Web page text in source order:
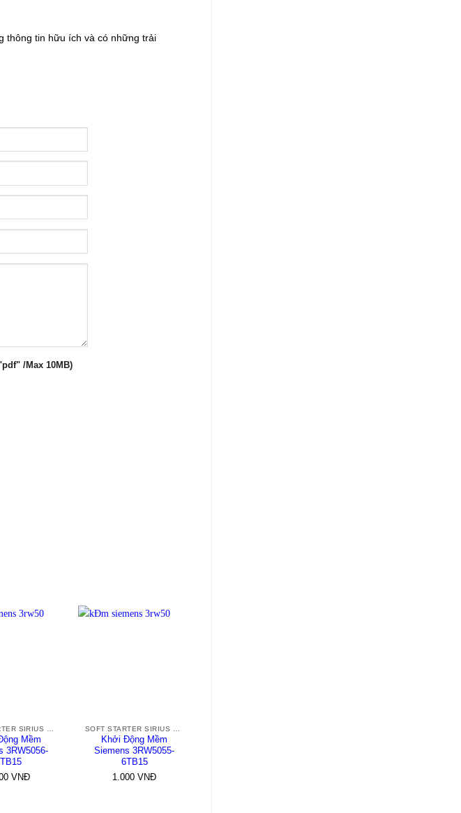
thông tin hữu ích và có những trải
/Max 10MB)
Mềm
3RW5056-
VNĐ
Khởi Động Mềm
Siemens 3RW5055-
6TB15
1.000 VNĐ